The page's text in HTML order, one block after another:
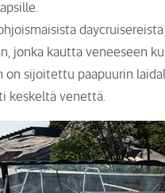
jonka kautta veneeseen
sijoitettu paapuurin
keskeltä venettä.